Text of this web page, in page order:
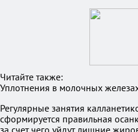
Читайте также:
Уплотнения в молочных
Регулярные занятия
сформируется правильная
за счет чего уйдут лишние